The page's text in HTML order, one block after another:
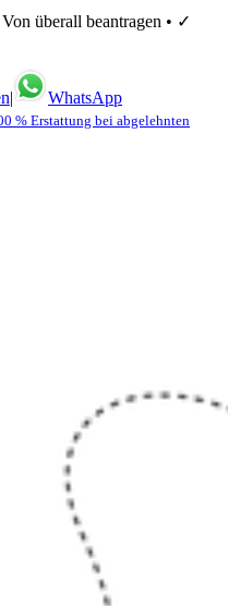
überall beantragen • ✓
|
WhatsApp
% Erstattung bei abgelehnten